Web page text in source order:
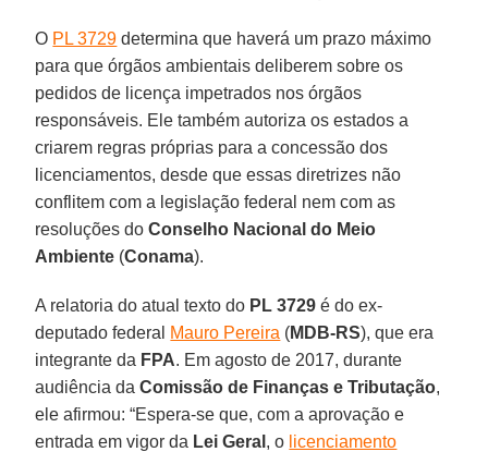
O PL 3729 determina que haverá um prazo máximo
para que órgãos ambientais deliberem sobre os
pedidos de licença impetrados nos órgãos
responsáveis. Ele também autoriza os estados a
criarem regras próprias para a concessão dos
licenciamentos, desde que essas diretrizes não
conflitem com a legislação federal nem com as
resoluções doConselho Nacional do Meio
Ambiente (Conama).
A relatoria do atual texto do PL 3729 é do ex-
deputado federal Mauro Pereira (MDB-RS), que era
integrante da FPA. Em agosto de 2017, durante
audiência daComissão de Finanças e Tributação,
ele afirmou: “Espera-se que, com a aprovação e
entrada em vigor da Lei Geral , o licenciamento